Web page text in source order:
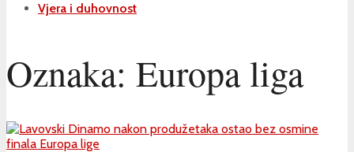
Vjera i duhovnost
Oznaka: Europa liga